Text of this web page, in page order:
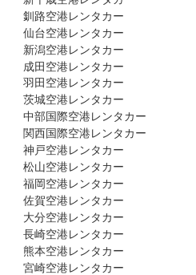
釧路空港レンタカー
仙台空港レンタカー
新潟空港レンタカー
成田空港レンタカー
羽田空港レンタカー
茨城空港レンタカー
中部国際空港レンタカー
関西国際空港レンタカー
神戸空港レンタカー
松山空港レンタカー
福岡空港レンタカー
佐賀空港レンタカー
大分空港レンタカー
長崎空港レンタカー
熊本空港レンタカー
宮崎空港レンタカー